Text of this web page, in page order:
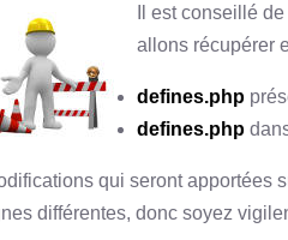
Il est conseillé
allons récupérer
defines.php
defines.php
qui seront apportées
différentes, donc soyez